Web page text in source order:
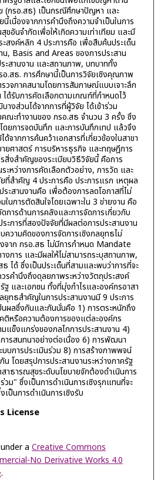
(กรอ.สธ) เป็นกรณีศึกษาปัญหา และ
เนื่องจากการคำนึงถึงความจำเป็นในการ
อันจำกัดเพื่อให้เกิดความเท่าเทียม และมี
สงค์หลัก 4 ประการคือ เพื่อสืบค้นประเด็น
, Basis and Areas ของการประสาน
ะสานงาน และสถานภาพ, บทบาททั้ง
.สธ. การศึกษานี้เป็นการวิจัยเชิงคุณภาพ
วจภาคสนามโดยการสัมภาษณ์แบบเจาะลึก
ด้รับการคัดเลือกตามเกณฑ์ที่กำหนดไว้
งส่วนได้จากการที่ผู้วิจัย ได้เข้าร่วม
ณะทำงานของ กรอ.สธ จำนวน 3 ครั้ง ซึง
ยการจดบันทึก และการบันทึกเทป แล้วจึง
จากการค้นคว้าเอกสารที่เกี่ยวข้องในสาขา
ยศาสตร์ การบริหารธุรกิจ และทฤษฎีการ
สิ่งสำคัญของระเบียบวิธีวิจัยนี้ คือการ
ะหว่างการคัดเลือกตัวอย่าง, การวัด และ
ที่สำคัญ 4 ประการคือ ประการแรก เหตุผล
ะสานงานคือ เพื่อต้องการลดโอกาสที่ไม่
นการตัดสินใจโดยเฉพาะใน 3 ข่ายงาน คือ
ารด้านการคลังและการจัดการเกี่ยวกับ
ะการที่สองปัจจัยที่มีผลต่อการประสานงาน
บความคิดของการจัดการเชิงกลยุทธไม่
งจาก กรอ.สธ ไม่มีการกำหนด Mandate
การ และมีผลให้ไม่สามารถระบุสถานภาพ,
ได้ ซึ่งเป็นประเด็นที่สามและพบว่าการที่จะ
รคำนึงถึงดุลยภาพระหว่างวัตถุประสงค์
และเอกชน ทั้งที่มุ่งกำไรและองค์กรอาสา
ทธสำคัญในการประสานงานมี 9 ประการ
นผลซึ่งกันและกันนั่นคือ 1) การตระหนักถึง
หรือความต้องการของแต่ละองค์กร
แข็งแกร่งของกลไกการประสานงาน 4)
ารสนทนาอย่างต่อเนื่อง 6) การพัฒนา
บบการประเมินร่วม 8) การสร้างภาพพจน์
น โดยสรุปการประสานงานระหว่างภาครัฐ
าธารณสุขระดับนโยบายจักต้องดำเนินการ
ม" ซึ่งเป็นการดำเนินการเชิงรุกแทนที่จะ
ป็นการดำเนินการเชิงรับ
License
a Creative Commons
No Derivative Works 4.0
.